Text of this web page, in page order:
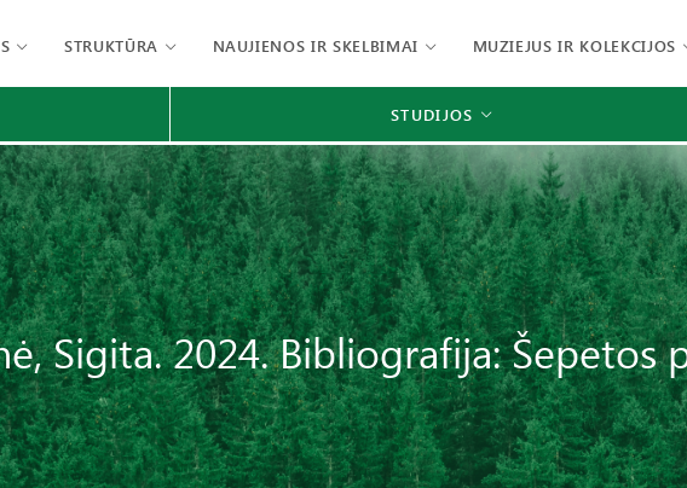
STRUKTŪRA NAUJIENOS IR SKELBIMAI MUZIEJUS IR KOLEKCIJOS
STUDIJOS
Sigita. 2024. Bibliografija: Šepetos